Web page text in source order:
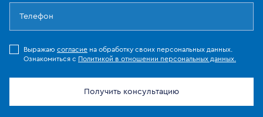
Выражаю согласие на обработку своих персональных данных.
Ознакомиться с Политикой в отношении персональных данных.
Получить консультацию